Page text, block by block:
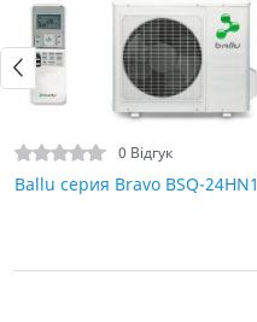
0 Відгук
Ballu серия Bravo BSQ-24HN1